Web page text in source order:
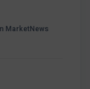
MarketNews